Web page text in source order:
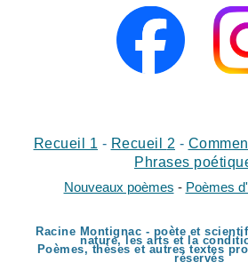
Recueil 1 - Recueil 2 -
Phrases
Nouveaux poèmes - Poèmes
Racine Montignac - poète et
nature, les arts et la
Poèmes, thèses et autres textes
réservés